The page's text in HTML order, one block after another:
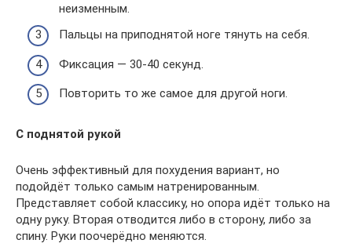
неизменным.
Пальцы на приподнятой ноге тянуть на себя.
Фиксация — 30-40 секунд.
Повторить то же самое для другой ноги.
С поднятой рукой
Очень эффективный для похудения вариант, но
подойдёт только самым натренированным.
Представляет собой классику, но опора идёт только на
одну руку. Вторая отводится либо в сторону, либо за
спину. Руки поочерёдно меняются.